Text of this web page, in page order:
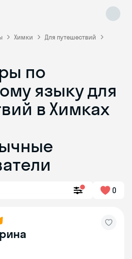
Химки
Для путешествий
по
языку для
в Химках
0